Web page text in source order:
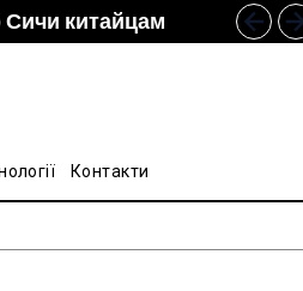
китайцам
по
заявку в АМКУ о
Китая
Контакти